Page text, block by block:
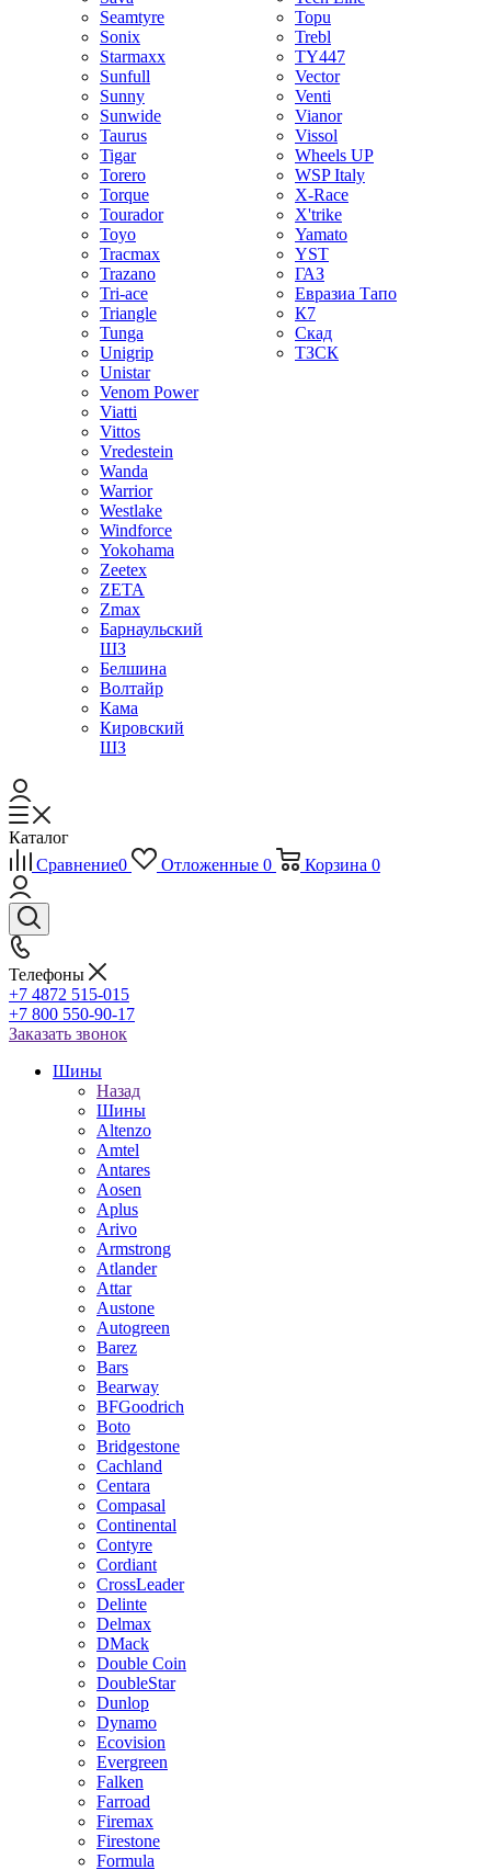
Seamtyre
Sonix
Starmaxx
Sunfull
Sunny
Sunwide
Taurus
Tigar
Torero
Torque
Tourador
Toyo
Tracmax
Trazano
Tri-ace
Triangle
Tunga
Unigrip
Unistar
Venom Power
Viatti
Vittos
Vredestein
Wanda
Warrior
Westlake
Windforce
Yokohama
Zeetex
ZETA
Zmax
Барнаульский
ШЗ
Белшина
Волтайр
Кама
Кировский
ШЗ
Topu
Trebl
TY447
Vector
Venti
Vianor
Vissol
Wheels UP
WSP Italy
X-Race
X'trike
Yamato
YST
ГАЗ
Евразиа Тапо
К7
Скад
ТЗСК
Каталог
Сравнение0 Отложенные 0 Корзина 0
Телефоны
+7 4872 515-015
+7 800 550-90-17
Заказать звонок
Шины
Назад
Шины
Altenzo
Amtel
Antares
Aosen
Aplus
Arivo
Armstrong
Atlander
Attar
Austone
Autogreen
Barez
Bars
Bearway
BFGoodrich
Boto
Bridgestone
Cachland
Centara
Compasal
Continental
Contyre
Cordiant
CrossLeader
Delinte
Delmax
DMack
Double Coin
DoubleStar
Dunlop
Dynamo
Ecovision
Evergreen
Falken
Farroad
Firemax
Firestone
Formula